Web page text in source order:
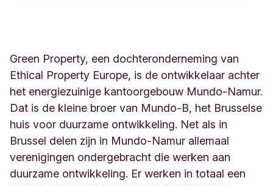
Green Property, een dochteronderneming van
Ethical Property Europe, is de ontwikkelaar achter
het energiezuinige kantoorgebouw Mundo-Namur.
Dat is de kleine broer van Mundo-B, het Brusselse
huis voor duurzame ontwikkeling. Net als in
Brussel delen zijn in Mundo-Namur allemaal
verenigingen ondergebracht die werken aan
duurzame ontwikkeling. Er werken in totaal een